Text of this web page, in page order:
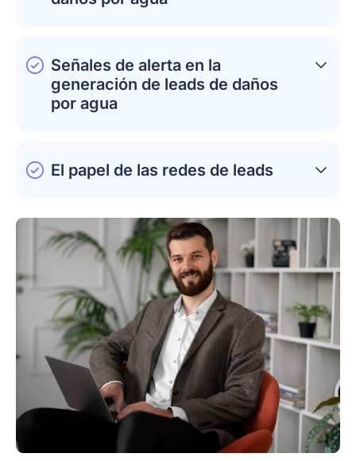
Señales de alerta en la
generación de leads de daños
por agua
El papel de las redes de leads